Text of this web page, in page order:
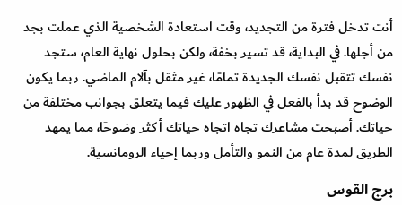
أنت تدخل فترة من التجديد، وقت استعادة الشخصية الذي عملت بجد
من أجلها. في البداية، قد تسير بخفة، ولكن بحلول نهاية العام، ستجد
نفسك تتقبل نفسك الجديدة تمامًا، غير مثقل بآلام الماضي. ربما يكون
الوضوح قد بدأ بالفعل في الظهور عليك فيما يتعلق بجوانب مختلفة من
حياتك. أصبحت مشاعرك تجاه اتجاه حياتك أكثر وضوحًا، مما يمهد
الطريق لمدة عام من النمو والتأمل وربما إحياء الرومانسية.
برج القوس